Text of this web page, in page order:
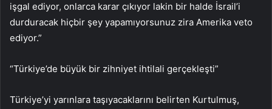
işgal ediyor, onlarca karar çıkıyor lakin bir halde İsrail’i
durduracak hiçbir şey yapamıyorsunuz zira Amerika veto
ediyor.”
“Türkiye’de büyük bir zihniyet ihtilali gerçekleşti”
Türkiye’yi yarınlara taşıyacaklarını belirten Kurtulmuş,